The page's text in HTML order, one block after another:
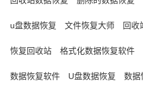
u盘数据恢复 文件恢复大师 回收
恢复回收站 格式化数据恢复软件
数据恢复软件 U盘数据恢复 数据